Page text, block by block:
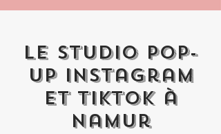
Le studio pop-
up Instagram
et Tiktok à
Namur